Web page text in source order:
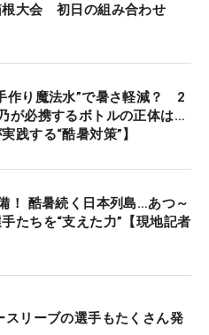
根大会 初日の組み合わせ
作り魔法水”で暑さ軽減？ 2
が必携するボトルの正体は…
践する“酷暑対策”】
！ 酷暑続く日本列島…あつ～
たちを“支えた力”【現地記者
スリーブの選手もたくさん発